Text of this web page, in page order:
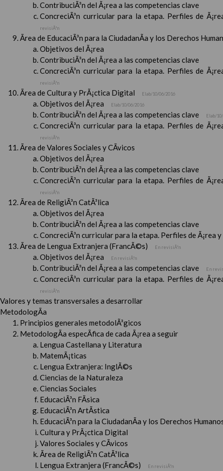
ContribuciÃ³n del Ã¡rea a las competencias clave
ConcreciÃ³n curricular para la etapa. Perfiles de
revisiÃ³n
Ãrea de EducaciÃ³n para la CiudadanÃ­a y los Derechos
Objetivos del Ã¡rea
ContribuciÃ³n del Ã¡rea a las competencias clave
ConcreciÃ³n curricular para la etapa. Perfiles de
revisiÃ³n
Ãrea de Cultura y PrÃ¡ctica Digital Elab/10/06/2016
Objetivos del Ã¡rea Elab/10/06/2016
ContribuciÃ³n del Ã¡rea a las competencias clave Elab/
ConcreciÃ³n curricular para la etapa. Perfiles de
revisiÃ³n
Ãrea de Valores Sociales y CÃ­vicos
Objetivos del Ã¡rea
ContribuciÃ³n del Ã¡rea a las competencias clave
ConcreciÃ³n curricular para la etapa. Perfiles de
revisiÃ³n
Ãrea de ReligiÃ³n CatÃ³lica
Objetivos del Ã¡rea
ContribuciÃ³n del Ã¡rea a las competencias clave
ConcreciÃ³n curricular para la etapa. Perfiles de Ã¡rea
Ãrea de Lengua Extranjera (FrancÃ©s)
En revisiÃ³n
Objetivos del Ã¡rea En revisiÃ³n
ContribuciÃ³n del Ã¡rea a las competencias clave En
ConcreciÃ³n curricular para la etapa. Perfiles de
revisiÃ³n
Valores y temas transversales a desarrollar
MetodologÃ­a
Principios generales metodolÃ³gicos
MetodologÃ­a especÃ­fica de cada Ã¡rea a seguir
Lengua Castellana y Literatura
MatemÃ¡ticas
Lengua Extranjera: InglÃ©s
Ciencias de la Naturaleza
Ciencias Sociales
EducaciÃ³n FÃ­sica
EducaciÃ³n ArtÃ­stica
EducaciÃ³n para la CiudadanÃ­a y los Derechos
Cultura y PrÃ¡ctica Digital
Valores Sociales y CÃ­vicos
Ãrea de ReligiÃ³n CatÃ³lica
Lengua Extranjera (FrancÃ©s)
En revisiÃ³n